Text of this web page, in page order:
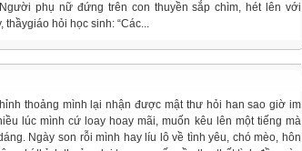
phụ nữ đứng trên con thuyền sắp chìm, hét lên với
hỏi học sinh: “Các...
thoảng mình lại nhận được mật thư hỏi han sao giờ im
lúc mình cứ loay hoay mãi, muốn kêu lên một tiếng mà
Ngày son rỗi mình hay líu lô về tình yêu, chó mèo, hôn